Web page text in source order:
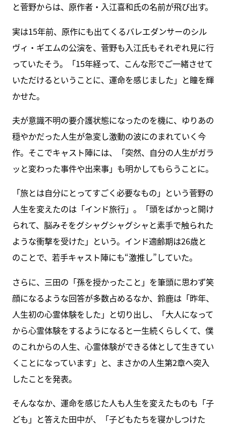
と菅野からは、原作者・入江喜和氏の名前が飛び出す。
実は15年前、原作にも出てくるバレエダンサーのシル
ヴィ・ギエムの公演を、菅野も入江氏もそれぞれ見に行
っていたそう。「15年経って、こんな形でご一緒させて
いただけるということに、運命を感じました」と瞳を輝
かせた。
夫が意識不明の要介護状態になったのを機に、ゆりあの
穏やかだった人生が急変し激動の波にのまれていく今
作。そこでキャスト陣には、「突然、自分の人生がガラ
ッと変わった事件や出来事」も明かしてもらうことに。
「旅とは自分にとってすごく必要なもの」という菅野の
人生を変えたのは「インド旅行」。「頭をぱかっと開け
られて、脳みそをグシャグシャグシャと素手で触られた
ような衝撃を受けた」という。インド適齢期は26歳と
のことで、若手キャスト陣にも“激推し”していた。
さらに、三田の「孫を授かったこと」を筆頭に思わず笑
顔になるような回答が多数占めるなか、鈴鹿は「昨年、
人生初の心霊体験をした」と切り出し、「大人になって
から心霊体験をするようになると一生続くらしくて、僕
のこれからの人生、心霊体験ができる体として生きてい
くことになっています」と、まさかの人生第2章へ突入
したことを発表。
そんななか、運命を感じた人も人生を変えたものも「子
ども」と答えた田中が、「子どもたちを寝かしつけた